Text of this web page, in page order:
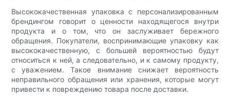
Высококачественная упаковка с персонализированным
брендингом говорит о ценности находящегося внутри
продукта и о том, что он заслуживает бережного
обращения. Покупатели, воспринимающие упаковку как
высококачественную, с большей вероятностью будут
относиться к ней, а следовательно, и к самому продукту,
с уважением. Такое внимание снижает вероятность
неправильного обращения или хранения, которые могут
привести к повреждению товара после доставки.